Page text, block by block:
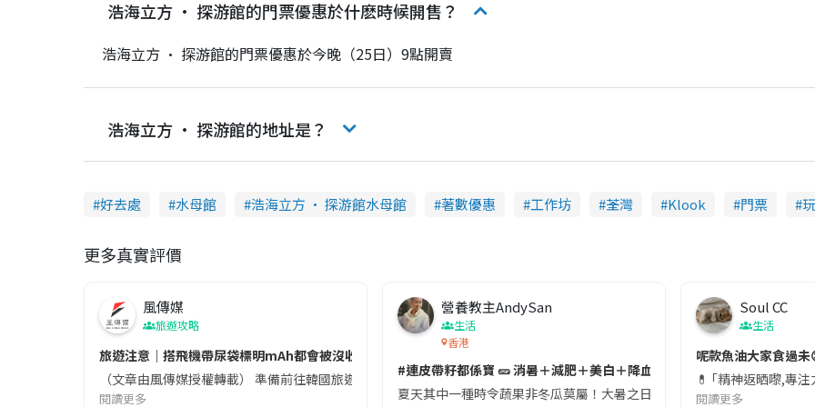
浩海立方 • 探游館的門票優惠於什麽時候開售？
浩海立方 • 探游館的門票優惠於今晚（25日）9點開賣
浩海立方 • 探游館的地址是？
好去處 水母館 浩海立方 • 探游館水母館 著數優惠 工作坊 荃灣 Klook 門票
更多真實評價
風傳媒
旅遊攻略
旅遊注意｜搭飛機帶尿袋標明mAh都會被沒收😱出發前切記檢查「1標示」🚨
（文章由風傳媒授權轉載） 準備前往韓國旅遊的民眾，近期要特別留意隨身行李中的行動電源。一名旅客日前在機場安檢
閱讀更多
營養教主AndySan
生活
香港
#連皮帶籽都係寶 🥒 消暑＋減肥＋美白＋降血脂
夏天其中一種時令蔬果非冬瓜莫屬！大暑之日，點都要飲碗冬瓜湯消暑
Soul CC
生活
呢款魚油大家食過未
💊 ｢精神返晒嚟,專
閱讀更多